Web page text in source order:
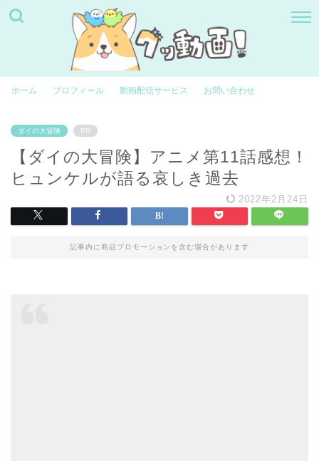
ホーム プロフィール 動画配信サービス お問い合わせ
ダイの大冒険 PR
【ダイの大冒険】アニメ第11話感想！
ヒュンケルが語る哀しき過去
2022年2月24日
記事内に商品プロモーションを含む場合があります